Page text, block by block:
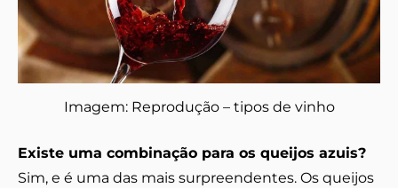
Imagem: Reprodução – tipos de vinho
Existe uma combinação para os queijos azuis?
Sim, e é uma das mais surpreendentes. Os queijos